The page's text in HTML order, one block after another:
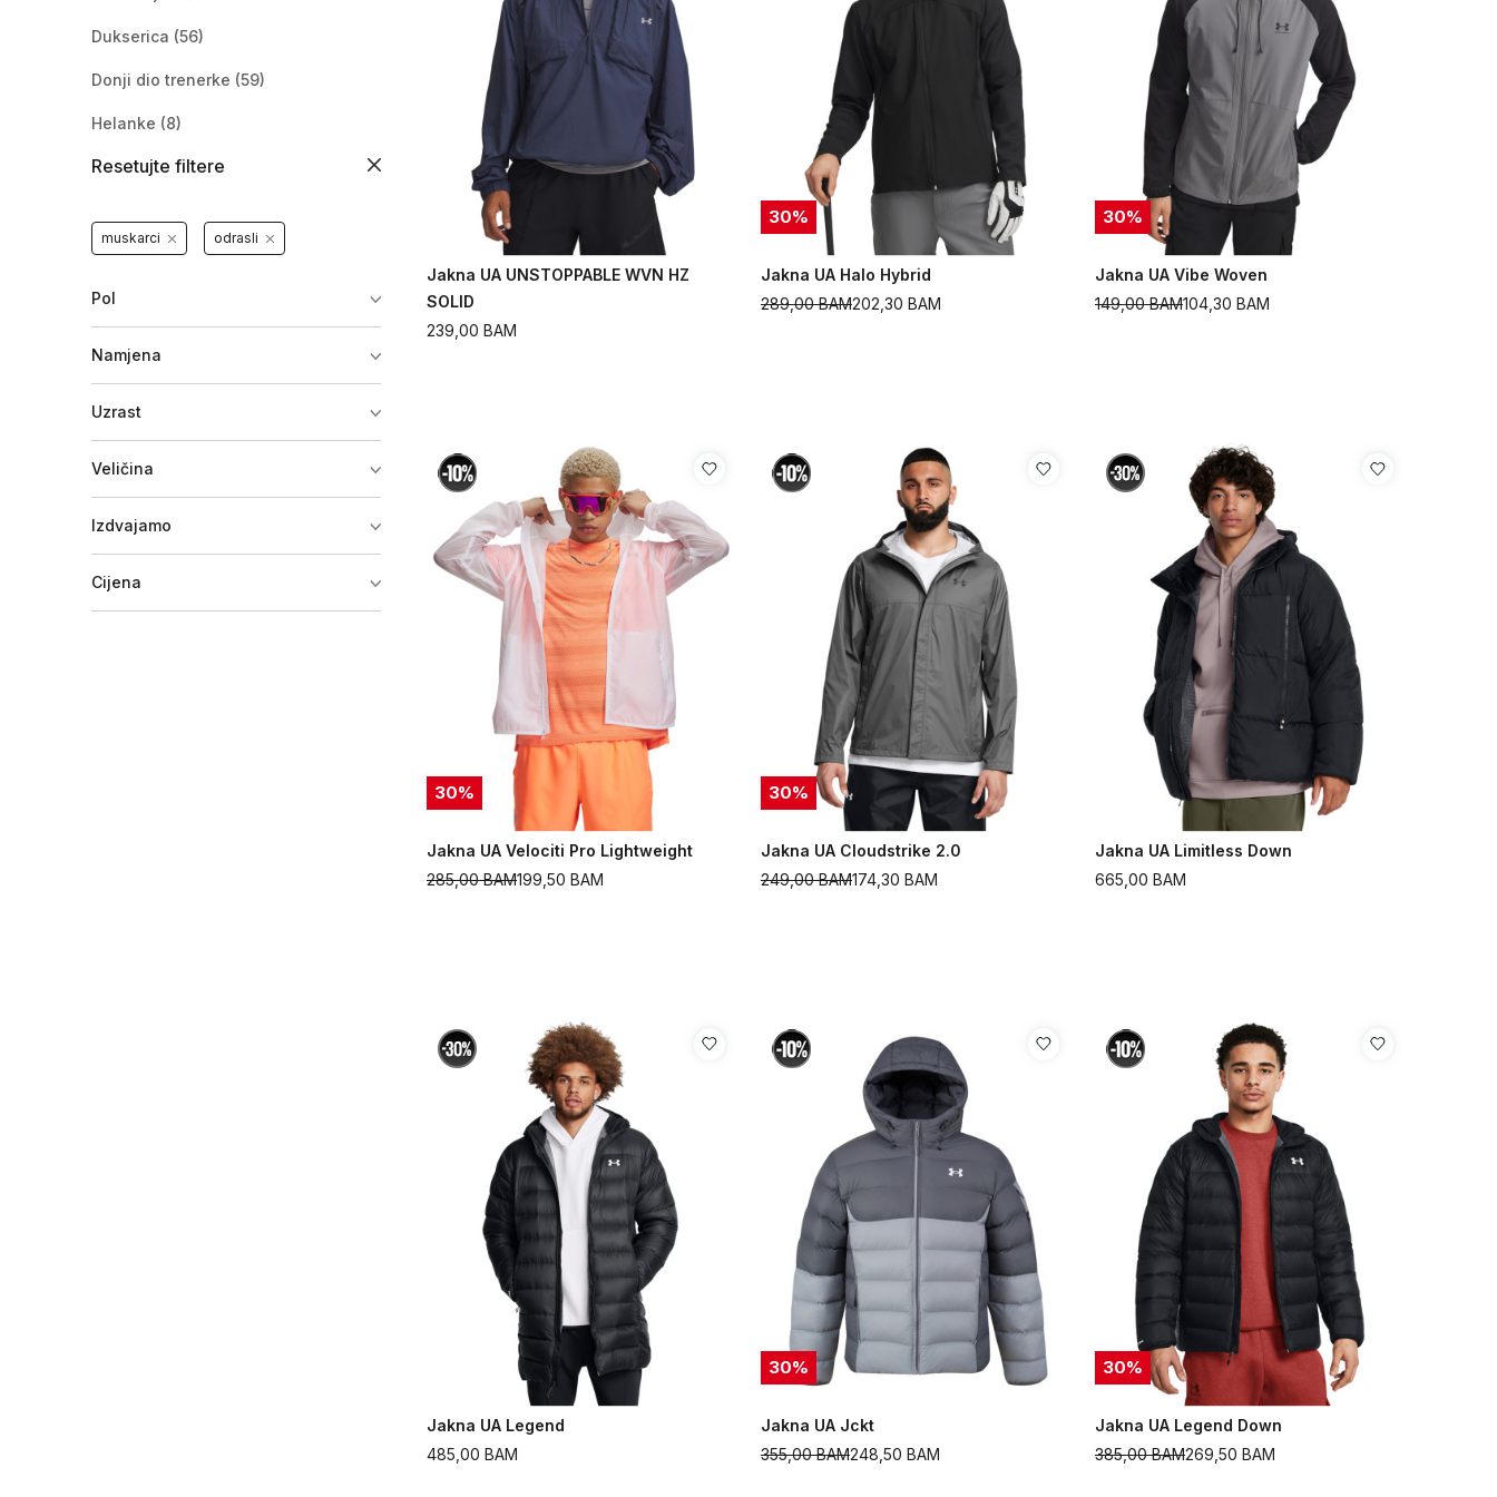
Dukserica (56)
Donji dio trenerke (59)
Helanke (8)
Komplet trenerka
Jakna(13)
Majica dugih rukava
Aktivni veš - donji dio(3)
Resetujte filtere
muskarci odrasli
Pol
Namjena
Uzrast
Veličina
Izdvajamo
Cijena
Jakna UA UNSTOPPABLE WVN HZ
SOLID
239,00 BAM
30%
Jakna UA Halo Hybrid
202,30 BAM
289,00BAM
30%
Jakna UA Vibe Woven
104,30 BAM
149,00BAM
30%
Jakna UA Velociti Pro Lightweight
199,50 BAM
285,00BAM
30%
Jakna UA Cloudstrike 2.0
174,30 BAM
249,00BAM
Jakna UA Limitless Down
665,00 BAM
Jakna UA Legend
485,00 BAM
30%
Jakna UA Jckt
248,50 BAM
355,00BAM
30%
Jakna UA Legend Down
269,50 BAM
385,00BAM